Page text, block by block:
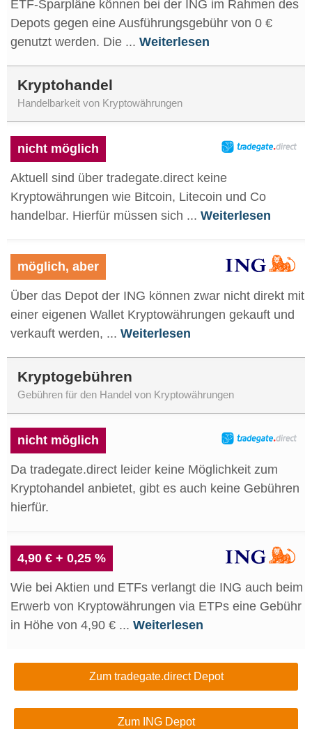
ETF-Sparpläne können bei der ING im Rahmen des
Depots gegen eine Ausführungsgebühr von 0 €
genutzt werden. Die ... Weiterlesen
Kryptohandel
Handelbarkeit von Kryptowährungen
nicht möglich
Aktuell sind über tradegate.direct keine
Kryptowährungen wie Bitcoin, Litecoin und Co
handelbar. Hierfür müssen sich ... Weiterlesen
möglich, aber
Über das Depot der ING können zwar nicht direkt mit
einer eigenen Wallet Kryptowährungen gekauft und
verkauft werden, ... Weiterlesen
Kryptogebühren
Gebühren für den Handel von Kryptowährungen
nicht möglich
Da tradegate.direct leider keine Möglichkeit zum
Kryptohandel anbietet, gibt es auch keine Gebühren
hierfür.
4,90 € + 0,25 %
Wie bei Aktien und ETFs verlangt die ING auch beim
Erwerb von Kryptowährungen via ETPs eine Gebühr
in Höhe von 4,90 € ... Weiterlesen
Zum tradegate.direct Depot
Zum ING Depot